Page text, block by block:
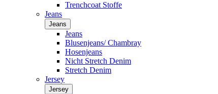
Trenchcoat Stoffe
Jeans
Jeans
Jeans
Blusenjeans/ Chambray
Hosenjeans
Nicht Stretch Denim
Stretch Denim
Jersey
Jersey